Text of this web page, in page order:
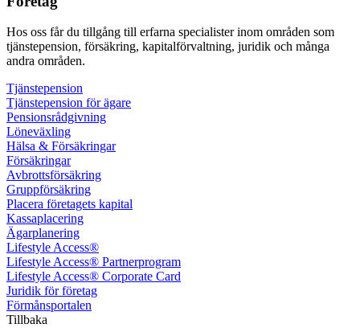
Hos oss får du tillgång till erfarna specialister inom områden som
tjänstepension, försäkring, kapitalförvaltning, juridik och många
andra områden.
Tjänste­pension
Tjänste­pension för ägare
Pensions­rådgivning
Löne­växling
Hälsa & Försäkringar
Försäkringar
Avbrotts­försäkring
Grupp­försäkring
Placera företagets kapital
Kassa­placering
Ägar­planering
Lifestyle Access®
Lifestyle Access® Partnerprogram
Lifestyle Access® Corporate Card
Juridik för företag
Förmånsportalen
Tillbaka